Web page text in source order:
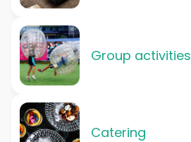
Group activities
Catering